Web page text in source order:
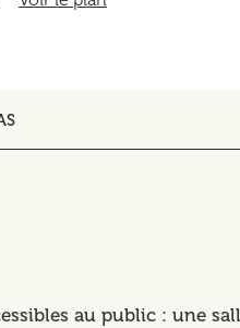
au public : une